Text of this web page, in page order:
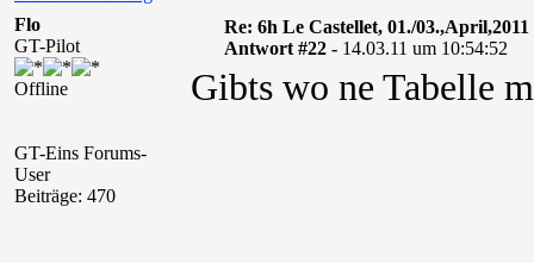
Flo
GT-Pilot
Offline
GT-Eins Forums-
User
Beiträge: 470
Re: 6h Le Castellet, 01./03.,April,2011
Antwort #22 - 14.03.11 um 10:54:52
Gibts wo ne Tabelle